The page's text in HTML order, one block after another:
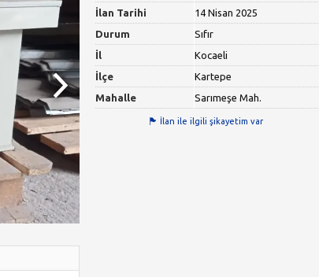
İlan Tarihi
14 Nisan 2025
Durum
Sıfır
İl
Kocaeli
İlçe
Kartepe
Mahalle
Sarımeşe Mah.
İlan ile ilgili şikayetim var